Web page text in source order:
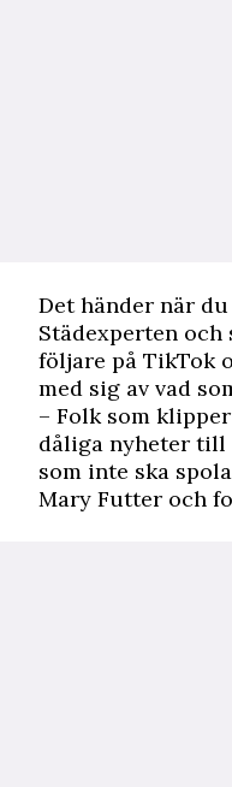
Det händer när
Städexperten
följare på TikTok
med sig av vad
– Folk som
dåliga nyheter till
som inte ska
Mary Futter och